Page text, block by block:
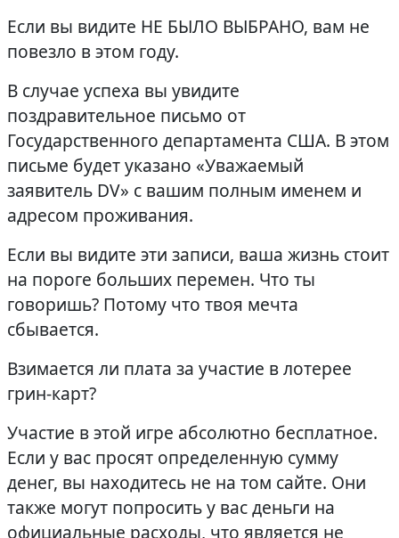
Если вы видите НЕ БЫЛО ВЫБРАНО, вам не
повезло в этом году.
В случае успеха вы увидите
поздравительное письмо от
Государственного департамента США. В этом
письме будет указано «Уважаемый
заявитель DV» с вашим полным именем и
адресом проживания.
Если вы видите эти записи, ваша жизнь стоит
на пороге больших перемен. Что ты
говоришь? Потому что твоя мечта
сбывается.
Взимается ли плата за участие в лотерее
грин-карт?
Участие в этой игре абсолютно бесплатное.
Если у вас просят определенную сумму
денег, вы находитесь не на том сайте. Они
также могут попросить у вас деньги на
официальные расходы, что является не